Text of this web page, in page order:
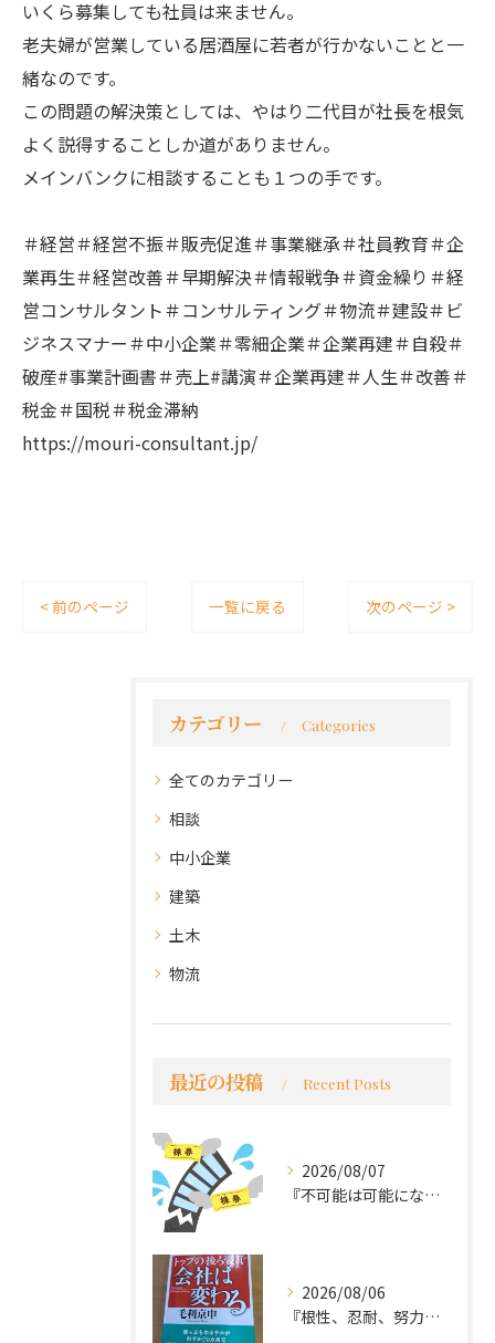
いくら募集しても社員は来ません。
老夫婦が営業している居酒屋に若者が行かないことと一
緒なのです。
この問題の解決策としては、やはり二代目が社長を根気
よく説得することしか道がありません。
メインバンクに相談することも１つの手です。
＃経営＃経営不振＃販売促進＃事業継承＃社員教育＃企
業再生＃経営改善＃早期解決＃情報戦争＃資金繰り＃経
営コンサルタント＃コンサルティング＃物流＃建設＃ビ
ジネスマナー＃中小企業＃零細企業＃企業再建＃自殺＃
破産#事業計画書＃売上#講演＃企業再建＃人生＃改善＃
税金＃国税＃税金滞納
https://mouri-consultant.jp/
< 前のページ 一覧に戻る 次のページ >
カテゴリー Categories
全てのカテゴリー
相談
中小企業
建築
土木
物流
最近の投稿 Recent Posts
2026/08/07
『不可能は可能になる』
2026/08/06
『根性、忍耐、努力という言葉は死語なのか』